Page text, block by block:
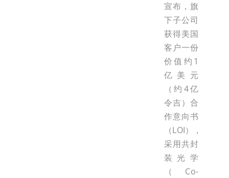
宣布，旗
下子公司
获得美国
客户一份
价值约1
亿美元
（约4亿
令吉）合
作意向书
（LOI），
采用共封
装光学
（Co-